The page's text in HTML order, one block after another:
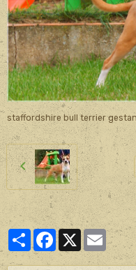
staffordshire bull terrier
PartagerFacebook
X Email